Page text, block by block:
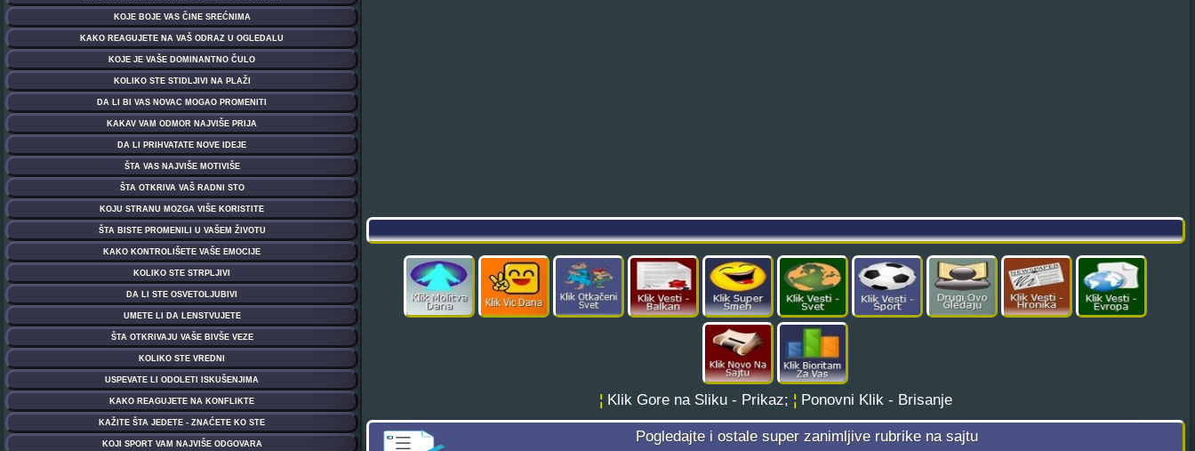
¦ Klik Gore na Sliku - Prikaz; ¦ Ponovni Klik - Brisanje
Pogledajte i ostale super zanimljive rubrike na sajtu